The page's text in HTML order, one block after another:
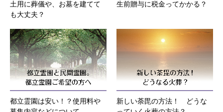
土用に葬儀や、お墓を建てて
も大丈夫？
生前贈与に税金ってかかる？
都立霊園は安い！？使用料や
新しい荼毘の方法！ どうな